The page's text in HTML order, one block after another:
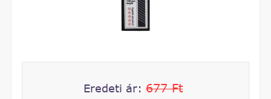
Eredeti ár: 677 Ft